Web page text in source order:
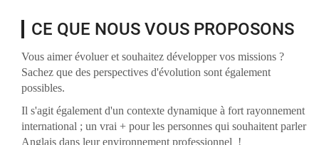
CE QUE NOUS VOUS PROPOSONS
Vous aimer évoluer et souhaitez développer vos missions ?
Sachez que des perspectives d'évolution sont également
possibles.
Il s'agit également d'un contexte dynamique à fort rayonnement
international ; un vrai + pour les personnes qui souhaitent parler
Anglais dans leur environnement professionnel !